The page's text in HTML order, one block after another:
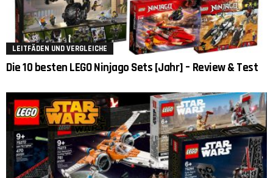
LEITFÄDEN UND VERGLEICHE
Die 10 besten LEGO Ninjago Sets [Jahr] – Review & Test